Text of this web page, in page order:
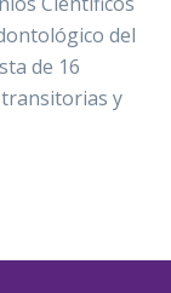
del
de 16
y